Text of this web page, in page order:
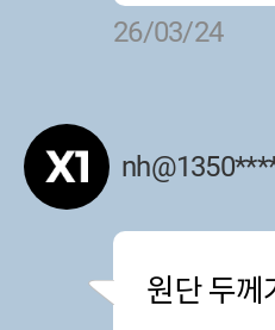
26/03/24
원단 두께